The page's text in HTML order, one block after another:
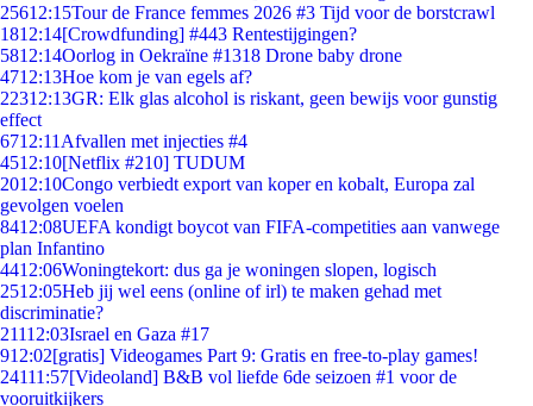
25612:15Tour de France femmes 2026 #3 Tijd voor de borstcrawl
1812:14[Crowdfunding] #443 Rentestijgingen?
5812:14Oorlog in Oekraïne #1318 Drone baby drone
4712:13Hoe kom je van egels af?
22312:13GR: Elk glas alcohol is riskant, geen bewijs voor gunstig
effect
6712:11 Afvallen met injecties #4
4512:10[Netflix #210] TUDUM
2012:10Congo verbiedt export van koper en kobalt, Europa zal
gevolgen voelen
8412:08UEFA kondigt boycot van FIFA-competities aan vanwege
plan Infantino
4412:06Woningtekort: dus ga je woningen slopen, logisch
2512:05Heb jij wel eens (online of irl) te maken gehad met
discriminatie?
21112:03Israel en Gaza #17
912:02[gratis] Videogames Part 9: Gratis en free-to-play games!
24111:57[Videoland] B&B vol liefde 6de seizoen #1 voor de
vooruitkijkers